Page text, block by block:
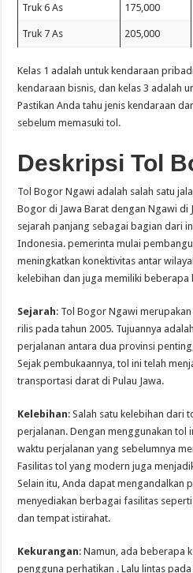
Truk 6 As 175,000
Truk 7 As 205,000
Kelas 1 adalah untuk kendaraan
kendaraan bisnis, dan kelas 3 adalah
Pastikan Anda tahu jenis kendaraan
sebelum memasuki tol.
Deskripsi Tol
Tol Bogor Ngawi adalah salah satu
Bogor di Jawa Barat dengan Ngawi di
sejarah panjang sebagai bagian dari
Indonesia. pemerinta mulai
meningkatkan konektivitas antar
kelebihan dan juga memiliki beberapa
Sejarah: Tol Bogor Ngawi
rilis pada tahun 2005. Tujuannya
perjalanan antara dua provinsi
Sejak pembukaannya, tol ini telah
transportasi darat di Pulau Jawa.
Kelebihan: Salah satu kelebihan dari
perjalanan. Dengan menggunakan tol
waktu perjalanan yang sebelumnya
Fasilitas tol yang modern juga
Selain itu, Anda dapat mengandalkan
menyediakan berbagai fasilitas
dan tempat istirahat.
Kekurangan: Namun, ada beberapa
pengguna perhatikan . Lalu lintas